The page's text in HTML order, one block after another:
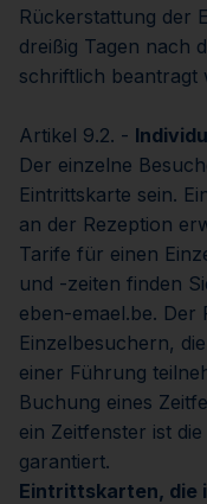
Rückerstattung der
dreißig Tagen nach
schriftlich beantragt
Artikel 9.2. -
Der einzelne
Eintrittskarte sein.
an der Rezeption
Tarife für einen
und -zeiten finden
eben-emael.be. Der
Einzelbesuchern,
einer Führung
Buchung eines
ein Zeitfenster ist
garantiert.
Eintrittskarten, die